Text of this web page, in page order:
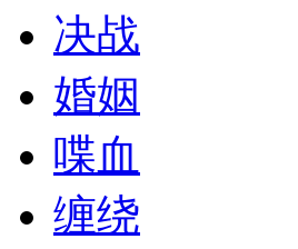
决战
婚姻
喋血
缠绕